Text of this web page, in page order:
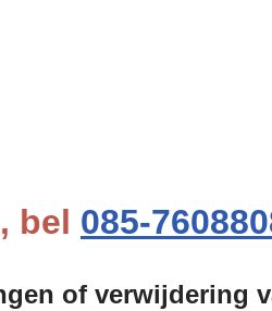
bel 085-
of verwijdering